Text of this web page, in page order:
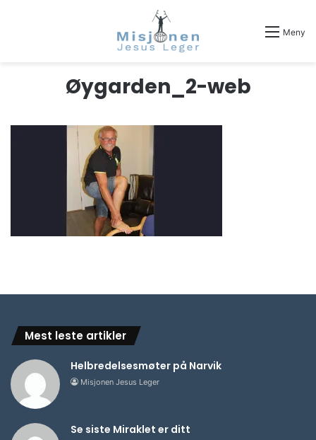
Meny
Øygarden_2-web
Mest leste artikler
Helbredelsesmøter på Narvik
Misjonen Jesus Leger
Se siste Miraklet er ditt